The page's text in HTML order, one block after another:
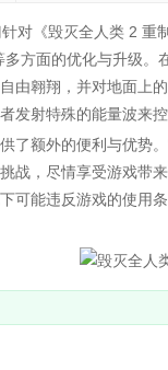
对《毁灭全人类 2 重
方面的优化与升级
由翱翔，并对地面上
发射特殊的能量波来控
额外的便利与优势
战，尽情享受游戏带
可能违反游戏的使用